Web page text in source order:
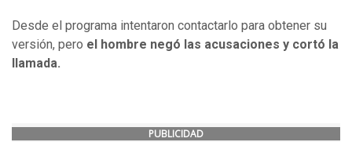
Desde el programa intentaron contactarlo para obtener su
versión, pero el hombre negó las acusaciones y cortó la
llamada.
PUBLICIDAD